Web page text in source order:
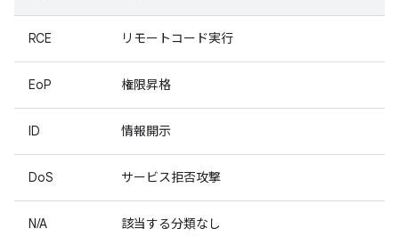
RCE リモートコード実行
EoP 権限昇格
ID 情報開示
DoS サービス拒否攻撃
N/A 該当する分類なし